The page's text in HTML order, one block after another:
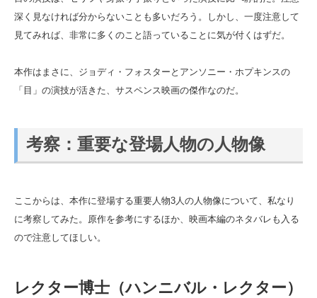
深く見なければ分からないことも多いだろう。しかし、一度注意して
見てみれば、非常に多くのこと語っていることに気が付くはずだ。
本作はまさに、ジョディ・フォスターとアンソニー・ホプキンスの
「目」の演技が活きた、サスペンス映画の傑作なのだ。
考察：重要な登場人物の人物像
ここからは、本作に登場する重要人物3人の人物像について、私なり
に考察してみた。原作を参考にするほか、映画本編のネタバレも入る
ので注意してほしい。
レクター博士（ハンニバル・レクター）